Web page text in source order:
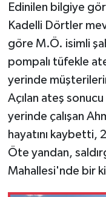
Edinilen bilgiye
Kadelli Dörtler
göre M.Ö. isimli
pompalı tüfekle
yerinde
Açılan ateş
yerinde çalışan
hayatını kaybetti,
Öte yandan,
Mahallesi'nde bir